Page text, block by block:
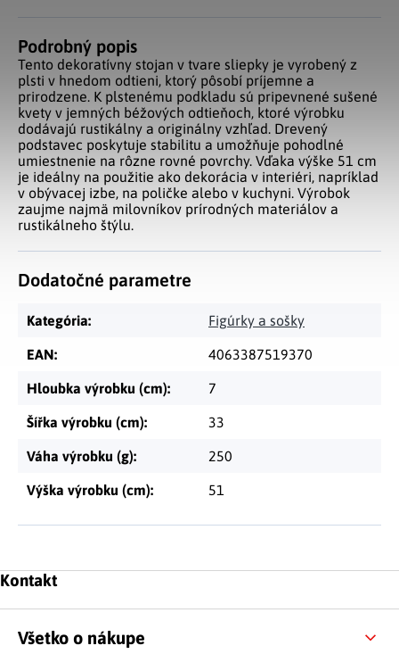
Podrobný popis
Tento dekoratívny stojan v tvare sliepky je vyrobený z
plsti v hnedom odtieni, ktorý pôsobí príjemne a
prirodzene. K plstenému podkladu sú pripevnené sušené
kvety v jemných béžových odtieňoch, ktoré výrobku
dodávajú rustikálny a originálny vzhľad. Drevený
podstavec poskytuje stabilitu a umožňuje pohodlné
umiestnenie na rôzne rovné povrchy. Vďaka výške 51 cm
je ideálny na použitie ako dekorácia v interiéri, napríklad
v obývacej izbe, na poličke alebo v kuchyni. Výrobok
zaujme najmä milovníkov prírodných materiálov a
rustikálneho štýlu.
Dodatočné parametre
Kategória: Figúrky a sošky
EAN: 4063387519370
Hloubka výrobku (cm): 7
Šířka výrobku (cm): 33
Váha výrobku (g): 250
Výška výrobku (cm): 51
Zápätie
Kontakt
Všetko o nákupe